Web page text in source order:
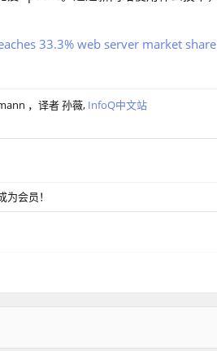
33.3% web server market
，译者 孙薇, InfoQ中文站
会员！